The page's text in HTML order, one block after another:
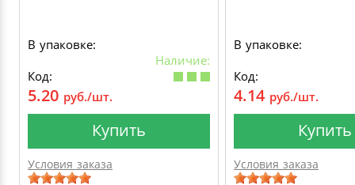
В упаковке:
Наличие:
Код:
5.20 руб./шт.
Купить
Условия заказа
В упаковке:
Код:
4.14 руб./шт.
Купить
Условия заказа